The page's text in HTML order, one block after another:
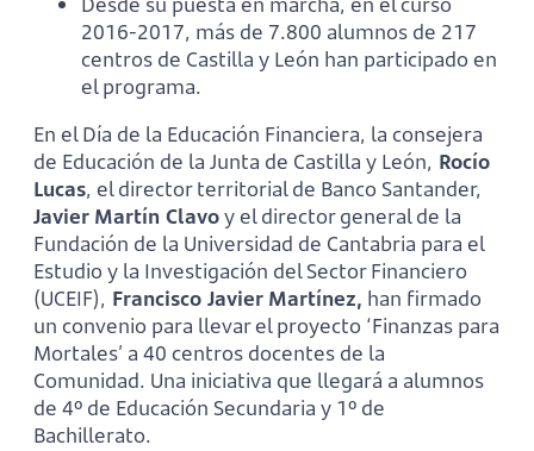
2016-2017, más de 7.800 alumnos de 217
centros de Castilla y León han participado en
el programa.
En el Día de la Educación Financiera, la consejera
de Educación de la Junta de Castilla y León, Rocío
Lucas, el director territorial de Banco Santander,
Javier Martín Clavoy el director general de la
Fundación de la Universidad de Cantabria para el
Estudio y la Investigación del Sector Financiero
(UCEIF), Francisco Javier Martínez, han firmado
un convenio para llevar el proyecto ‘Finanzas para
Mortales’ a 40 centros docentes de la
Comunidad. Una iniciativa que llegará a alumnos
de 4º de Educación Secundaria y 1º de
Bachillerato.